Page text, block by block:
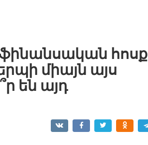
ֆինանսական հոսք
միայն այս
են այդ